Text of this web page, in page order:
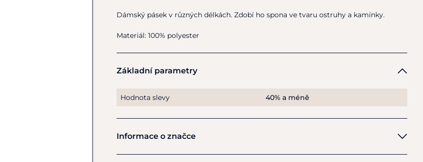
Dámský pásek v různých délkách. Zdobí ho spona ve tvaru ostruhy a kamínky.
Materiál: 100% polyester
Základní parametry
Hodnota slevy 40% a méně
Informace o značce